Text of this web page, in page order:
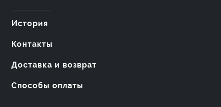
История
Контакты
Доставка и возврат
Способы оплаты